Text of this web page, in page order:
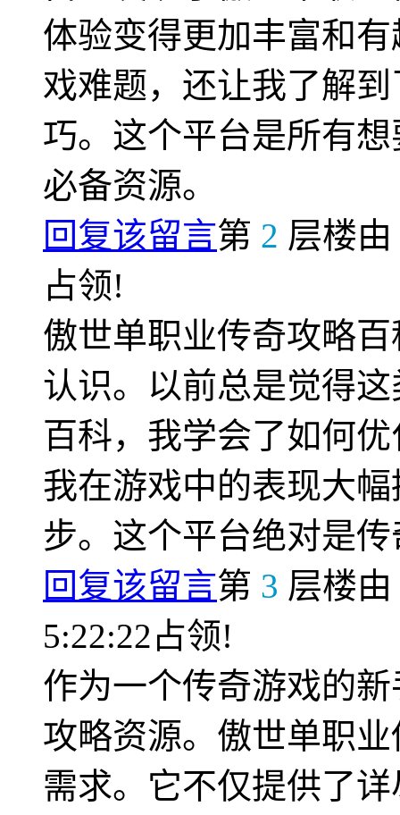
体验变得更加丰富和
戏难题，还让我了解
巧。这个平台是所有
必备资源。
回复该留言第 2 层楼由
占领!
傲世单职业传奇攻略
认识。以前总是觉得
百科，我学会了如何
我在游戏中的表现大
步。这个平台绝对是
回复该留言第 3 层楼由
5:22:22占领!
作为一个传奇游戏的
攻略资源。傲世单职
需求。它不仅提供了